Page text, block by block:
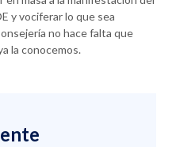
y vociferar lo que sea
no hace falta que
la conocemos.